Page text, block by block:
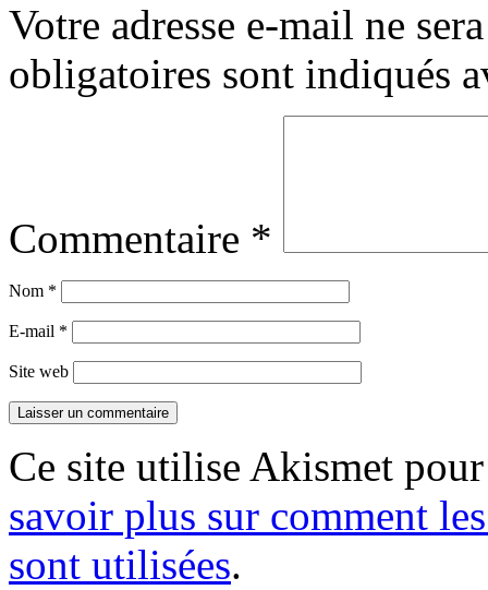
Votre adresse e-mail ne
obligatoires sont indiqués
Commentaire *
Nom *
E-mail *
Site web
Ce site utilise Akismet
savoir plus sur comment
sont utilisées.